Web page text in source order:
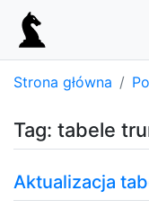
Strona główna
Tag: tabele
Aktualizacja